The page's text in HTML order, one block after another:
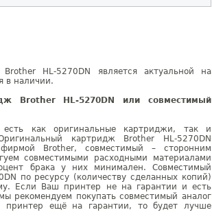
HL-5270DN является актуальной на
в наличии.
Brother HL-5270DN или совместимый
как оригинальные картриджи, так и
картридж Brother HL-5270DN
Brother, совместимый – сторонним
совместимыми расходными материалами
брака у них минимален. Совместимый
по ресурсу (количеству сделанных копий)
Если Ваш принтер не на гарантии и есть
рекомендуем покупать совместимый аналог
принтер ещё на гарантии, то будет лучше